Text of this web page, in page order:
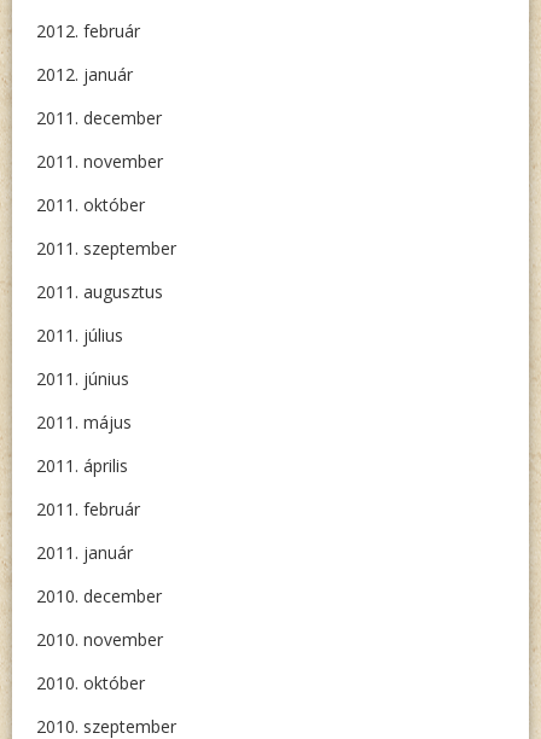
2012. február
2012. január
2011. december
2011. november
2011. október
2011. szeptember
2011. augusztus
2011. július
2011. június
2011. május
2011. április
2011. február
2011. január
2010. december
2010. november
2010. október
2010. szeptember